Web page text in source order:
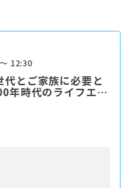
12:30
代とご家族に必要と
年時代のライフエン
ー」への進化とは。